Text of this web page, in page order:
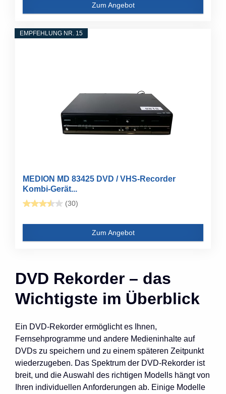
Zum Angebot
EMPFEHLUNG NR. 15
MEDION MD 83425 DVD / VHS-Recorder
Kombi-Gerät...
(30)
Zum Angebot
DVD Rekorder – das
Wichtigste im Überblick
Ein DVD-Rekorder ermöglicht es Ihnen,
Fernsehprogramme und andere Medieninhalte auf
DVDs zu speichern und zu einem späteren Zeitpunkt
wiederzugeben. Das Spektrum der DVD-Rekorder ist
breit, und die Auswahl des richtigen Modells hängt von
Ihren individuellen Anforderungen ab. Einige Modelle